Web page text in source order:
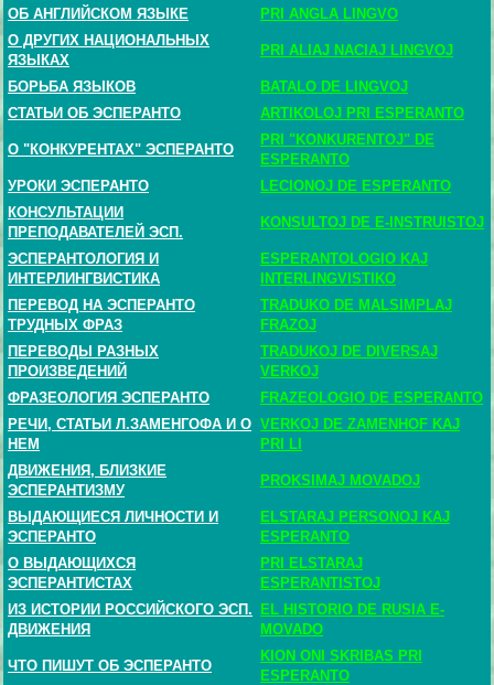
ОБ АНГЛИЙСКОМ ЯЗЫКЕ
PRI ANGLA LINGVO
О ДРУГИХ НАЦИОНАЛЬНЫХ
ЯЗЫКАХ
PRI ALIAJ NACIAJ LINGVOJ
БОРЬБА ЯЗЫКОВ
BATALO DE LINGVOJ
СТАТЬИ ОБ ЭСПЕРАНТО
ARTIKOLOJ PRI ESPERANTO
О "КОНКУРЕНТАХ" ЭСПЕРАНТО
PRI "KONKURENTOJ" DE
ESPERANTO
УРОКИ ЭСПЕРАНТО
LECIONOJ DE ESPERANTO
КОНСУЛЬТАЦИИ
ПРЕПОДАВАТЕЛЕЙ ЭСП.
KONSULTOJ DE E-INSTRUISTOJ
ЭСПЕРАНТОЛОГИЯ И
ИНТЕРЛИНГВИСТИКА
ESPERANTOLOGIO KAJ
INTERLINGVISTIKO
ПЕРЕВОД НА ЭСПЕРАНТО
ТРУДНЫХ ФРАЗ
TRADUKO DE MALSIMPLAJ
FRAZOJ
ПЕРЕВОДЫ РАЗНЫХ
ПРОИЗВЕДЕНИЙ
TRADUKOJ DE DIVERSAJ
VERKOJ
ФРАЗЕОЛОГИЯ ЭСПЕРАНТО
FRAZEOLOGIO DE ESPERANTO
РЕЧИ, СТАТЬИ Л.ЗАМЕНГОФА И О
НЕМ
VERKOJ DE ZAMENHOF KAJ
PRI LI
ДВИЖЕНИЯ, БЛИЗКИЕ
ЭСПЕРАНТИЗМУ
PROKSIMAJ MOVADOJ
ВЫДАЮЩИЕСЯ ЛИЧНОСТИ И
ЭСПЕРАНТО
ELSTARAJ PERSONOJ KAJ
ESPERANTO
О ВЫДАЮЩИХСЯ
ЭСПЕРАНТИСТАХ
PRI ELSTARAJ
ESPERANTISTOJ
ИЗ ИСТОРИИ РОССИЙСКОГО ЭСП.
ДВИЖЕНИЯ
EL HISTORIO DE RUSIA E-
MOVADO
ЧТО ПИШУТ ОБ ЭСПЕРАНТО
KION ONI SKRIBAS PRI
ESPERANTO